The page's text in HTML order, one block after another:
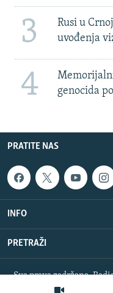
3
Rusi u
uvođenja
4
genocida
PRATITE NAS
INFO
PRETRAŽI
Sva prava zadržana.
RFE/RL, Inc.